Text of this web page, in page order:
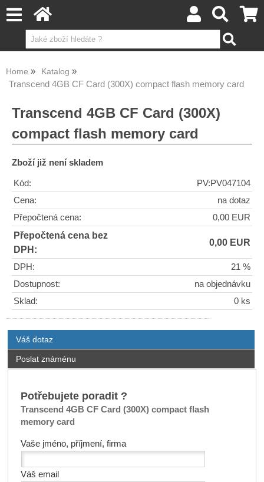
Home Katalog
Transcend 4GB CF Card (300X) compact flash memory card
Transcend 4GB CF Card (300X)
compact flash memory card
Zboží již není skladem
Kód:
PV:PV047104
Cena:
na dotaz
Přepočtená cena:
0,00 EUR
Přepočtená cena bez
DPH:
0,00 EUR
DPH:
21 %
Dostupnost:
na objednávku
Sklad:
0 ks
Váš dotaz
Poslat známénu
Potřebujete poradit ?
Transcend 4GB CF Card (300X) compact flash
memory card
Vaše jméno, příjmení, firma
Váš email